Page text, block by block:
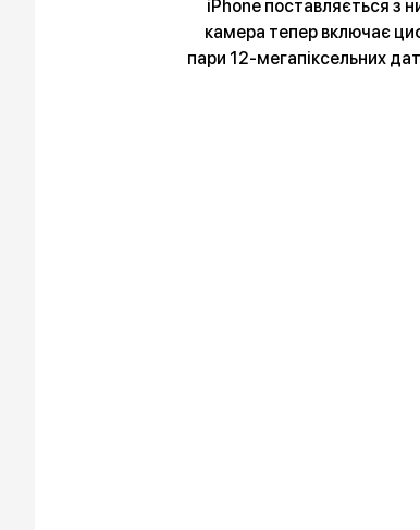
iPhone поставляється з
камера тепер включає
пари 12-мегапіксельних